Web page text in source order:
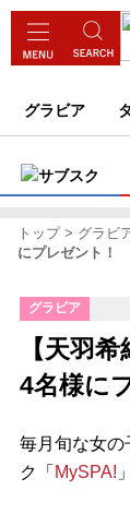
グラビア
サブスク
トップ グラビ
にプレゼント！
グラビア
【天羽
4名様に
毎月旬な女の
ク「 MySPA!